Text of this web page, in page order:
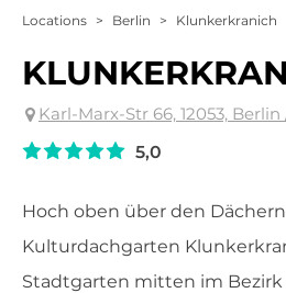
Locations > Berlin > Klunkerkranich
Karl-Marx-Str 66, 12053,
5,0
Hoch oben über den
Kulturdachgarten
Stadtgarten mitten im